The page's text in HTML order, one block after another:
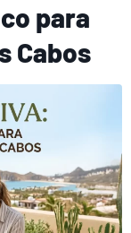
para
Cabos